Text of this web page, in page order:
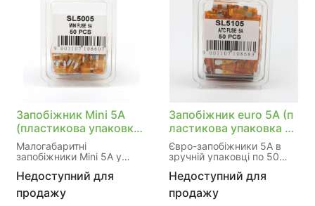
гальмівної системи.
автовласників.
Запобіжник Mini 5A
(пластикова упаковка
по 50шт)
Малогабаритні
запобіжники Mini 5A у
штук для маломатужних
ланцюгів автомобіля.
Призначені для захисту
Недоступний для
продажу
Запобіжник euro 5A (п
ластикова упаковка по
50шт)
Євро-запобіжники 5A в
зручній упаковці по 50
Ідеальні для захисту
низьковольтних ліній і
приладів. Універсальна
Недоступний для
продажу